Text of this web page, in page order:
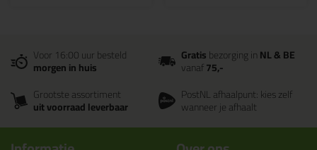
Voor 16:00 uur besteld
morgen in huis
Gratisbezorging inNL & BE
vanaf75,-
Grootste assortiment
uit voorraad leverbaar
PostNL afhaalpunt: kies zelf
wanneer je afhaalt